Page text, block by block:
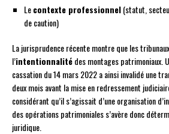
Lecontexte professionnel(statut,
de caution)
La jurisprudence récente montre que les
l’intentionnalitédes montages patrimoniaux.
cassation du 14 mars 2022 a ainsi invalidé une
deux mois avant la mise en redressement
considérant qu’il s’agissait d’une organisation
des opérations patrimoniales s’avère donc
juridique.